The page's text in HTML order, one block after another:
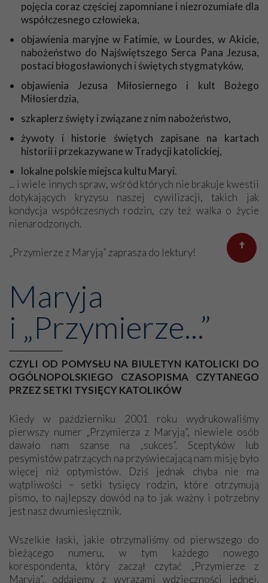
okazji „Bóg zapłać” za wszystko co dostaję od Stowarzyszenia
Księdza Piotra Skargi: za życzenia urodzinowe, za listy Pana
Sławomira i wszystkie pamiątki, a szczególnie za koronę Matki
Bożej Fatimskiej. Jak stawałam przed Fatimską Panią,
mówiłam w duchu: „Jesteś taka skromniutka, skromniutka
bez korony”… A teraz moja Dostojna Pani ma koronę!
Serdecznie dziękuję, bardzo się cieszę.
A jeszcze kilka słów o mnie… Jestem schorowaną osobą,
chodzę o lasce. Nie mam już nawet siły iść sama do kościoła –
to około 1 kilometra, ale mój sąsiad zawozi mnie co niedzielę
na Mszę. Mam też problemy ze słuchem. Aparat słuchowy nie
wszędzie zdaje egzamin, szczególnie w kościele, jak kapłan
mówi dalej od mikrofonu, to robi się pogłos, ale jakoś daję
sobie radę. Nie narzekam, bo mam dużą rodzinę i opiekuje się
mną córka. Praktycznie przejęła wszystkie moje obowiązki.
Przepraszam, że nie nadążam za waszymi propozycjami, ale w
miarę możliwości będę wspomagać Stowarzyszenie. Życzę
Z Panem Bogiem!
pojęcia coraz częściej zapomniane i niezrozumiałe dla
współczesnego człowieka,
objawienia maryjne w Fatimie, w Lourdes, w Akicie,
nabożeństwo do Najświętszego Serca Pana Jezusa,
postaci błogosławionych i świętych stygmatyków,
objawienia Jezusa Miłosiernego i kult Bożego
Miłosierdzia,
szkaplerz święty i związane z nim nabożeństwo,
żywoty i historie świętych zapisane na kartach
historii i przekazywane w Tradycji katolickiej,
lokalne polskie miejsca kultu Maryi.
... i wiele innych spraw, wśród których nie brakuje kwestii
dotykających kryzysu naszej cywilizacji, takich jak
kondycja współczesnych rodzin, czy też walka o życie
nienarodzonych.
„Przymierze z Maryją” zaprasza do lektury!
Maryja
i „Przymierze...”
CZYLI OD POMYSŁU NA BIULETYN KATOLICKI DO
OGÓLNOPOLSKIEGO CZASOPISMA CZYTANEGO
PRZEZ SETKI TYSIĘCY KATOLIKÓW
Kiedy w październiku 2001 roku wydrukowaliśmy
pierwszy numer „Przymierza z Maryją”, niewiele osób
dawało nam szanse na „sukces”. Sceptyków lub
pesymistów patrzących na przyświecającą nam misję było
więcej niż optymistów. Dziś jednak chyba nie ma
wątpliwości – setki tysięcy rodzin, które otrzymują
pismo, to najlepszy dowód na to jak ważny i potrzebny
jest nasz dwumiesięcznik.
Wszelkie łaski, jakie otrzymaliśmy od pierwszego do
bieżącego numeru, w tym każdego nowego
korespondenta, który zaczął czytać „Przymierze z
Maryją”, oddajemy z wyrazami wdzięczności jednej,